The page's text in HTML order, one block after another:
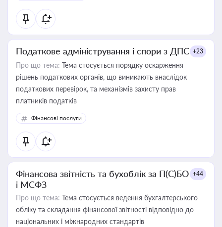
Податкове адміністрування і спори з ДПС +23
Про що тема: Тема стосується порядку оскарження
рішень податкових органів, що виникають внаслідок
податкових перевірок, та механізмів захисту прав
платників податків
Фінансові послуги
Фінансова звітність та бухоблік за П(С)БО
і МСФЗ
+44
Про що тема: Тема стосується ведення бухгалтерського
обліку та складання фінансової звітності відповідно до
національних і міжнародних стандартів